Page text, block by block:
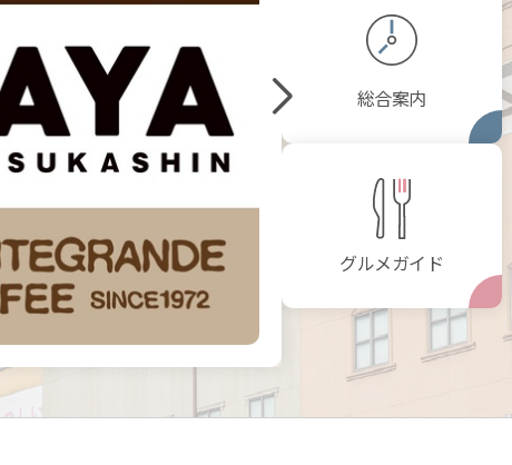
総合案内
グルメガイド